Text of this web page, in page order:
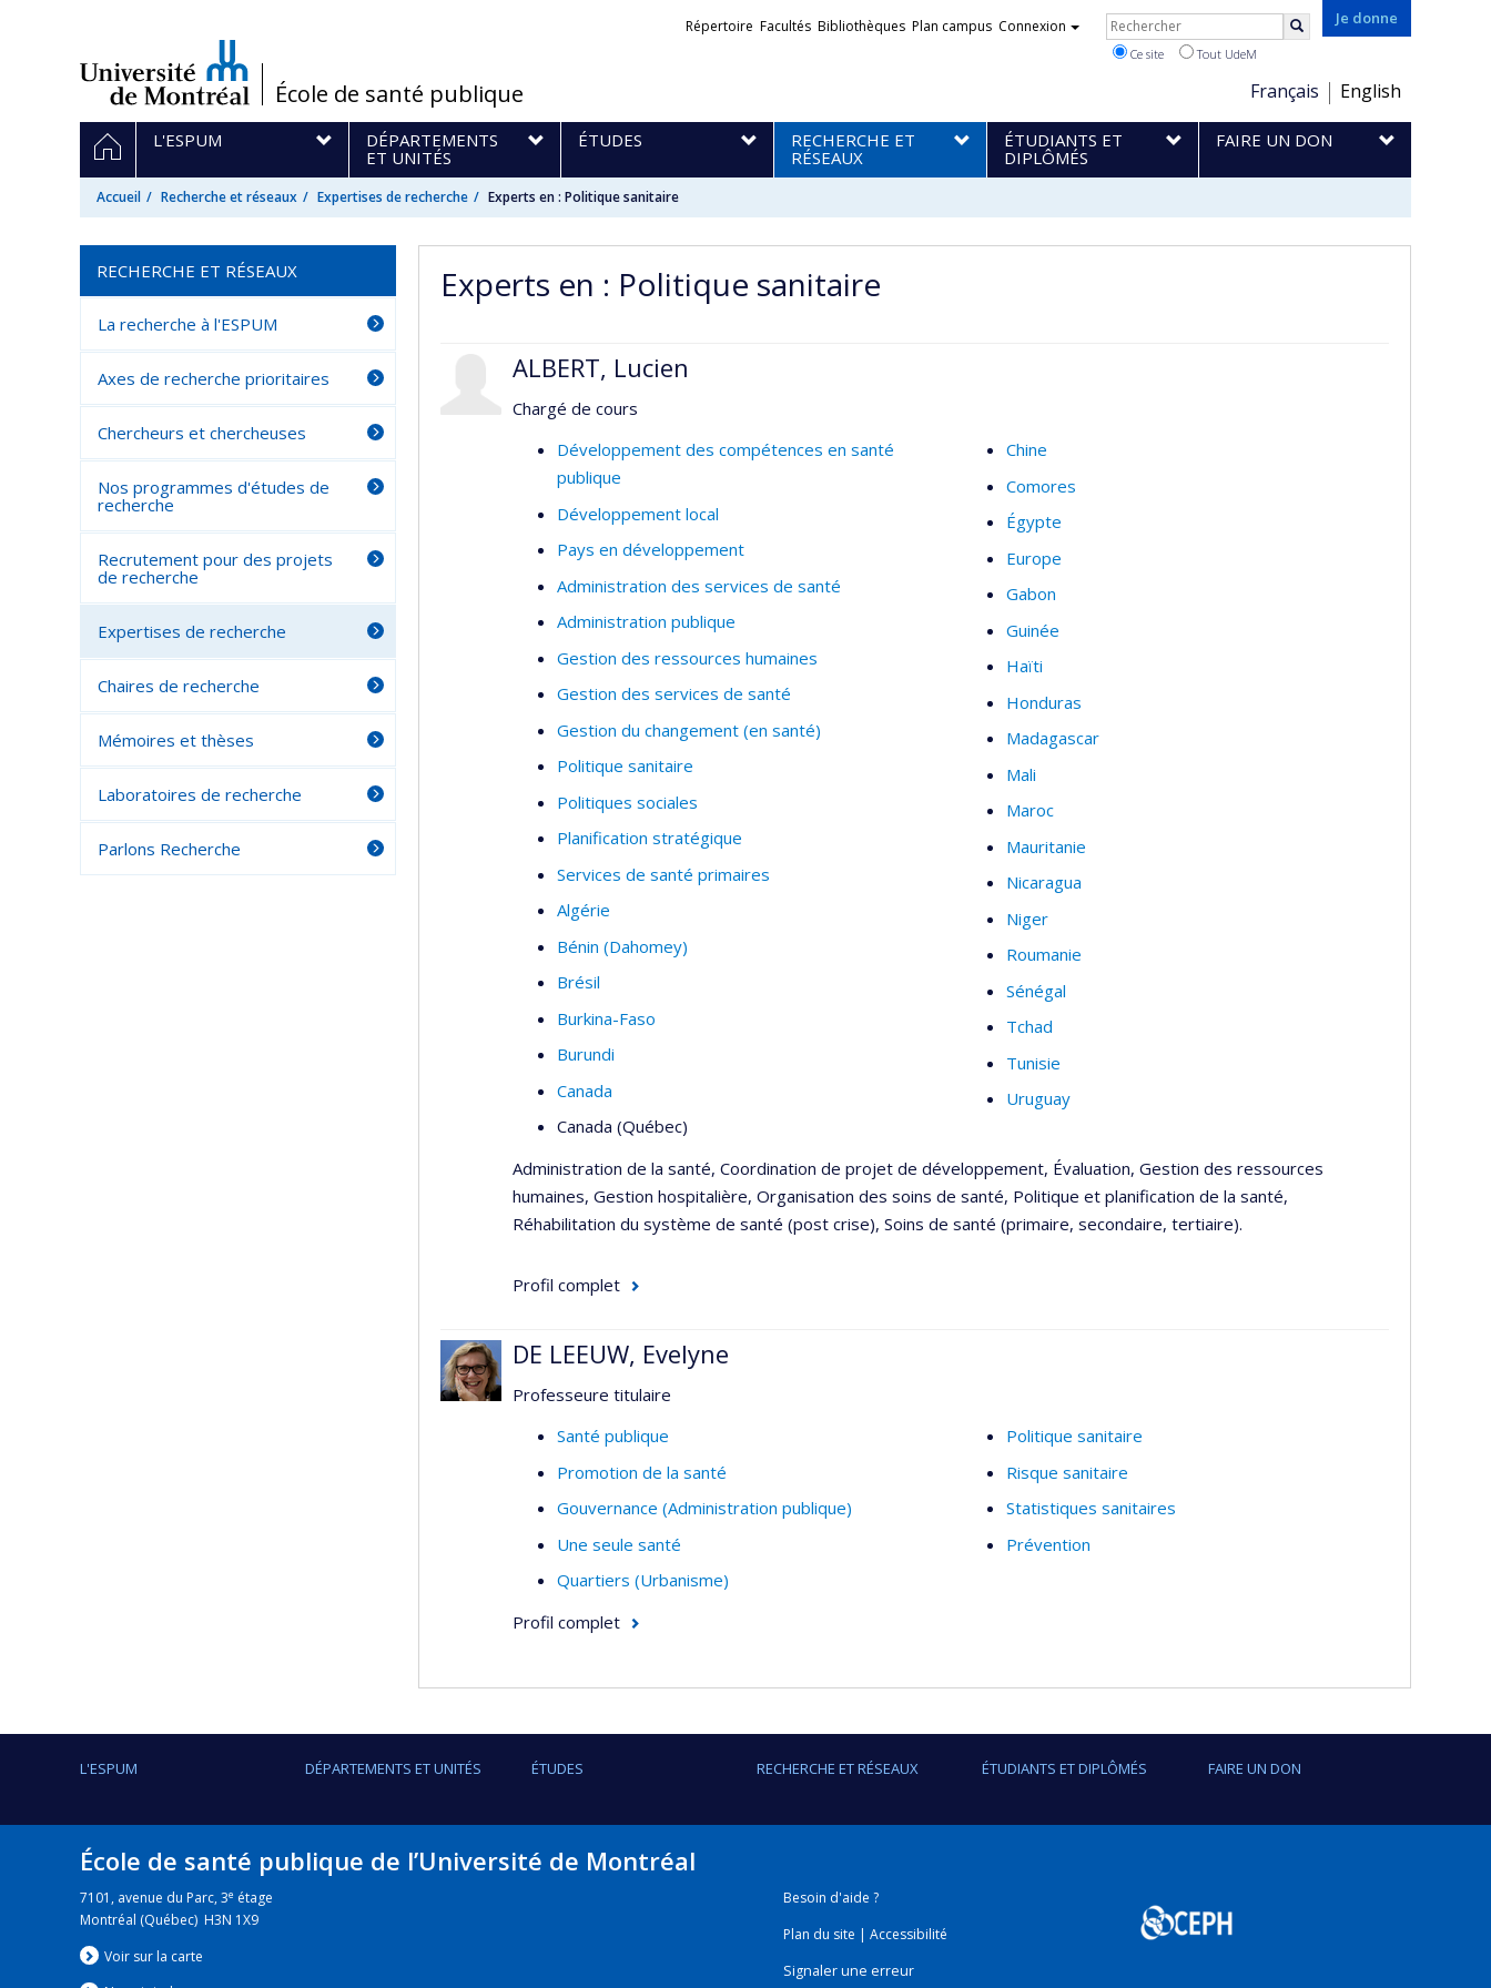
/École de santé publique
Je donne
Choix
de
la
langue
Français English
Liens
Répertoire Facultés Bibliothèques Plan campus Connexion Rechercher
Ce site Tout UdeM
Navigation
principale
ACCUEIL
L'ESPUM
DÉPARTEMENTS
ET UNITÉS
ÉTUDES
RECHERCHE ET
RÉSEAUX
ÉTUDIANTS ET
DIPLÔMÉS
FAIRE UN DON
Accueil Recherche et réseaux Expertises de recherche Experts en : Politique sanitaire
Experts en : Politique sanitaire
ALBERT, Lucien
Chargé de cours
Développement des compétences en santé
publique
Développement local
Pays en développement
Administration des services de santé
Administration publique
Gestion des ressources humaines
Gestion des services de santé
Gestion du changement (en santé)
Politique sanitaire
Politiques sociales
Planification stratégique
Services de santé primaires
Algérie
Bénin (Dahomey)
Brésil
Burkina-Faso
Burundi
Canada
Canada (Québec)
Chine
Comores
Égypte
Europe
Gabon
Guinée
Haïti
Honduras
Madagascar
Mali
Maroc
Mauritanie
Nicaragua
Niger
Roumanie
Sénégal
Tchad
Tunisie
Uruguay
Administration de la santé, Coordination de projet de développement, Évaluation, Gestion des ressources
humaines, Gestion hospitalière, Organisation des soins de santé, Politique et planification de la santé,
Réhabilitation du système de santé (post crise), Soins de santé (primaire, secondaire, tertiaire).
Profil complet
DE LEEUW, Evelyne
Professeure titulaire
Santé publique
Promotion de la santé
Gouvernance (Administration publique)
Une seule santé
Quartiers (Urbanisme)
Politique sanitaire
Risque sanitaire
Statistiques sanitaires
Prévention
Profil complet
RECHERCHE ET RÉSEAUX
La recherche à l'ESPUM
Axes de recherche prioritaires
Chercheurs et chercheuses
Nos programmes d'études de
recherche
Recrutement pour des projets
de recherche
Expertises de recherche
Chaires de recherche
Mémoires et thèses
Laboratoires de recherche
Parlons Recherche
L'ESPUM DÉPARTEMENTS ET UNITÉS ÉTUDES RECHERCHE ET RÉSEAUX ÉTUDIANTS ET DIPLÔMÉS FAIRE UN DON
École de santé publique de l’Université de Montréal
7101, avenue du Parc, 3e étage
Montréal (Québec) H3N 1X9
Voir sur la carte
Besoin d'aide ?
Plan du site |Accessibilité
Signaler une erreur